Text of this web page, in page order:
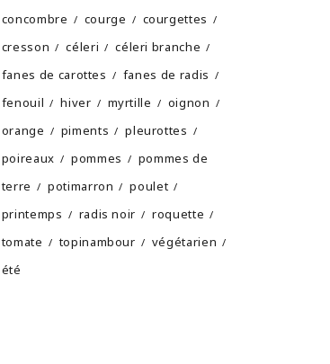
concombre
courge
courgettes
cresson
céleri
céleri branche
fanes de carottes
fanes de radis
fenouil
hiver myrtille
oignon
orange
piments
pleurottes
poireaux
pommes
pommes de
terre
potimarron
poulet
printemps
radis noir
roquette
tomate
topinambour
végétarien
été